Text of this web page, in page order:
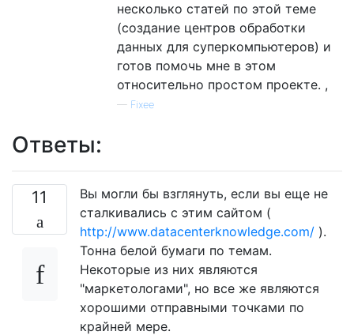
несколько статей по этой теме
(создание центров обработки
данных для суперкомпьютеров) и
готов помочь мне в этом
относительно простом проекте. ,
— Fixee
Ответы:
11
Вы могли бы взглянуть, если вы еще не
сталкивались с этим сайтом (
http://www.datacenterknowledge.com/ ).
Тонна белой бумаги по темам.
Некоторые из них являются
"маркетологами", но все же являются
хорошими отправными точками по
крайней мере.